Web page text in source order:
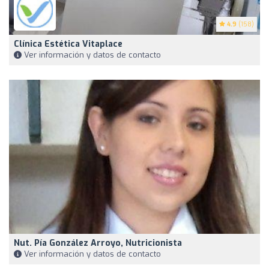
4.9 (158)
Clínica Estética Vitaplace
Ver información y datos de contacto
Nut. Pía González Arroyo, Nutricionista
Ver información y datos de contacto